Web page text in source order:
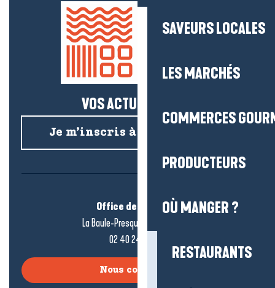
SAVEURS LOCALES
LES MARCHÉS
COMMERCES
PRODUCTEURS
OÙ MANGER ?
RESTAURANTS
VOS ACTUS SALÉES !
Je m’inscris à la newsletter
Office de tourisme
La Baule-Presqu’île de Guérande
02 40 24 34 44
Nous contacter